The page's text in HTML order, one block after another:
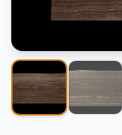
Фотогалерея